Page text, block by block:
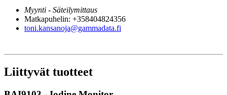
Myynti - Säteilymittaus
Matkapuhelin: +358404824356
toni.kansanoja@gammadata.fi
Liittyvät tuotteet